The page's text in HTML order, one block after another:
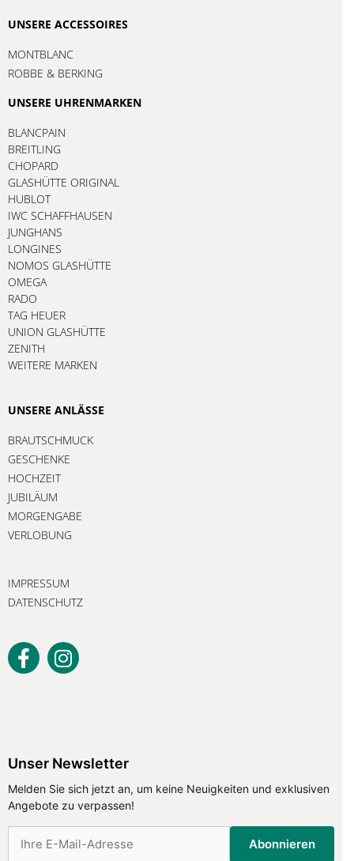
UNSERE ACCESSOIRES
MONTBLANC
ROBBE & BERKING
UNSERE UHRENMARKEN
BLANCPAIN
BREITLING
CHOPARD
GLASHÜTTE ORIGINAL
HUBLOT
IWC SCHAFFHAUSEN
JUNGHANS
LONGINES
NOMOS GLASHÜTTE
OMEGA
RADO
TAG HEUER
UNION GLASHÜTTE
ZENITH
WEITERE MARKEN
UNSERE ANLÄSSE
BRAUTSCHMUCK
GESCHENKE
HOCHZEIT
JUBILÄUM
MORGENGABE
VERLOBUNG
IMPRESSUM
DATENSCHUTZ
Unser Newsletter
Melden Sie sich jetzt an, um keine Neuigkeiten und exklusiven
Angebote zu verpassen!
Abonnieren
Melden Sie sich jetzt an, um keine
zu verpassen!